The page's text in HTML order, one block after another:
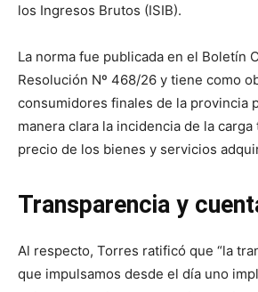
los Ingresos Brutos (ISIB).
La norma fue publicada en el Boletín
Resolución Nº 468/26 y tiene como
consumidores finales de la provincia
manera clara la incidencia de la
precio de los bienes y servicios
Transparencia y
Al respecto, Torres ratificó que “la
que impulsamos desde el día uno